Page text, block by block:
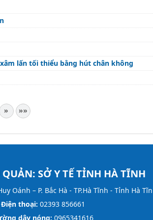
lấn tối thiểu bằng hút chân không
» »»
SỞ Y TẾ TỈNH HÀ TĨNH
Oánh – P. Bắc Hà - TP.Hà Tĩnh - Tỉnh Hà
Điện thoại: 02393 856661
dây nóng: 0965341616